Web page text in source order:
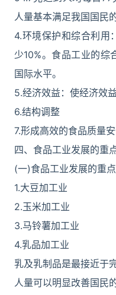
人量基本满足我国国民
4.环境保护和综合利用
少10%。食品工业的
国际水平。
5.经济效益：使经济效
6.结构调整
7.形成高效的食品质量
四、食品工业发展的重
(一)食品工业发展的重点
1.大豆加工业
2.玉米加工业
3.马铃薯加工业
4.乳品加工业
乳及乳制品是最接近于
人量可以明显改善国民